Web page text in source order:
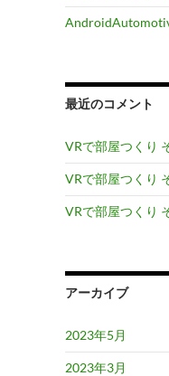
最近のコメント
VRで部屋つくり
VRで部屋つくり
VRで部屋つくり
アーカイブ
2023年5月
2023年3月